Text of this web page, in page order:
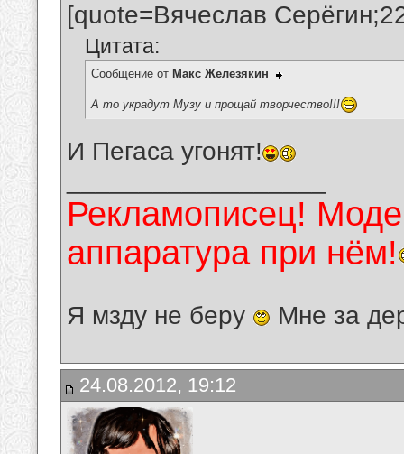
[quote=Вячеслав
Цитата:
Сообщение от Макс Железякин
А то украдут Музу и прощай творчество!!!
И Пегаса угонят!
Рекламописец!
аппаратура при нём!
Я мзду не беру Мне за
24.08.2012, 19:12